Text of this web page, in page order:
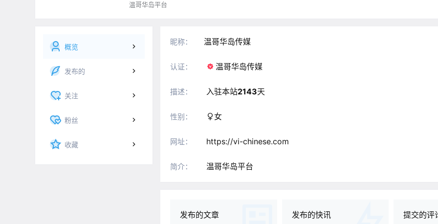
温哥华岛平台
概览
发布的
关注
粉丝
收藏
昵称： 温哥华岛传媒
认证： 温哥华岛传媒
描述： 入驻本站2143天
性别： 女
网址： https://vi-chinese.com
简介： 温哥华岛平台
发布的文章 发布的快讯 提交的评